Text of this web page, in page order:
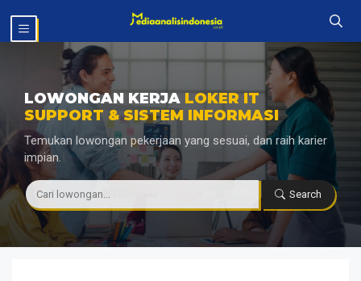
isi
MENU
LOWONGAN KERJA LOKER IT
SUPPORT & SISTEM INFORMASI
Temukan lowongan pekerjaan yang sesuai, dan raih karier
impian.
Search